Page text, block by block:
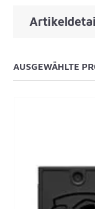
AUSGEWÄHLTE